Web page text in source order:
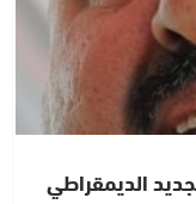
الديمقراطي